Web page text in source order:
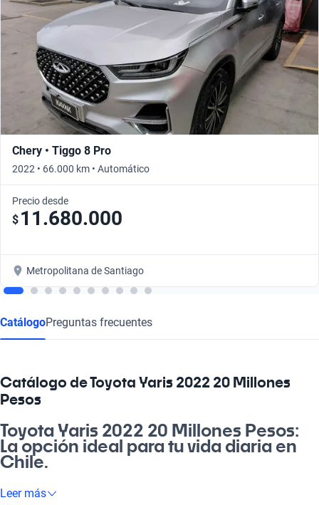
Chery • Tiggo 8 Pro
2022 • 66.000 km • Automático
Precio desde
$ 11.680.000
Metropolitana de Santiago
CatálogoPreguntas frecuentes
Catálogo de Toyota Yaris 2022 20 Millones
Pesos
Toyota Yaris 2022 20 Millones Pesos:
La opción ideal para tu vida diaria en
Chile.
¿Buscando un auto para el día a día? El Toyota Yaris 2022 a 20
Leer más